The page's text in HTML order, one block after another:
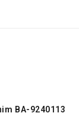
BA-9240113